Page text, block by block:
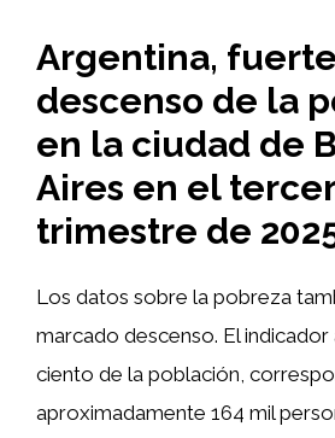
Argentina, fuerte
descenso de la
en la ciudad de
Aires en el tercer
trimestre de
Los datos sobre la pobreza
marcado descenso. El
ciento de la población,
aproximadamente 164 mil